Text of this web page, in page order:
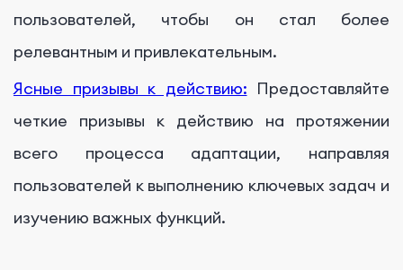
пользователей, чтобы он стал более
релевантным и привлекательным.
Ясные призывы к действию: Предоставляйте
четкие призывы к действию на протяжении
всего процесса адаптации, направляя
пользователей к выполнению ключевых задач и
изучению важных функций.